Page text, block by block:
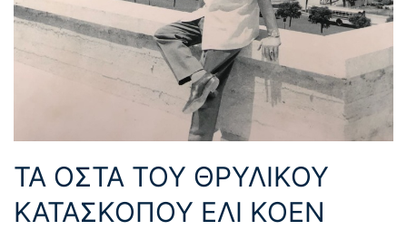
ΤΑ ΟΣΤΑ ΤΟΥ ΘΡΥΛΙΚΟΥ
ΚΑΤΑΣΚΟΠΟΥ ΕΛΙ ΚΟΕΝ